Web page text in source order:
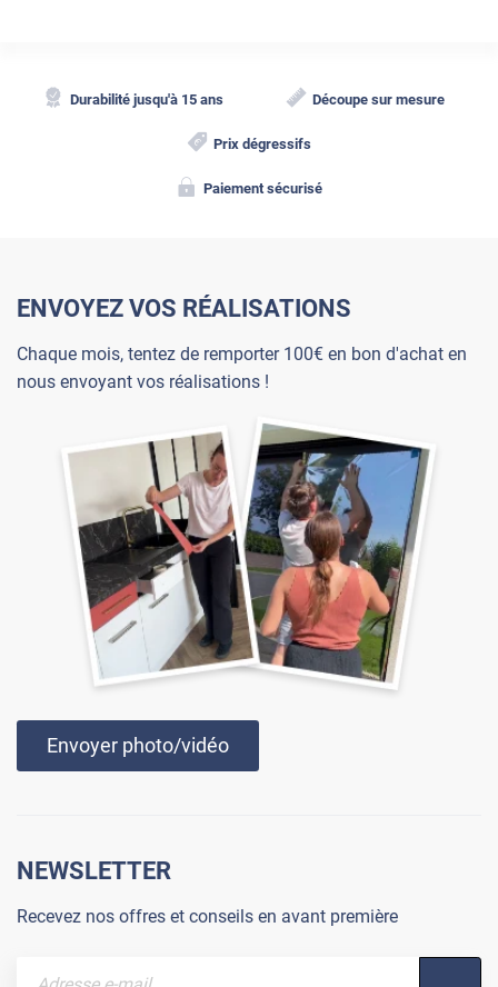
Durabilité jusqu'à 15 ans Découpe sur mesure
Prix dégressifs
Paiement sécurisé
ENVOYEZ VOS RÉALISATIONS
Chaque mois, tentez de remporter 100€ en bon d'achat en
nous envoyant vos réalisations !
Envoyer photo/vidéo
NEWSLETTER
Recevez nos offres et conseils en avant première